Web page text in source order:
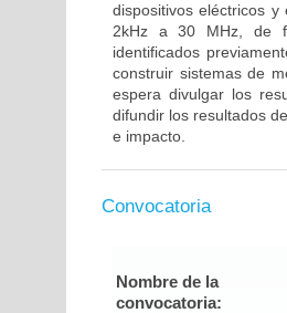
dispositivos eléctricos
2kHz a 30 MHz, de
identificados
construir sistemas de
espera divulgar los
difundir los resultados
e impacto.
Convocatoria
Nombre de la
convocatoria: